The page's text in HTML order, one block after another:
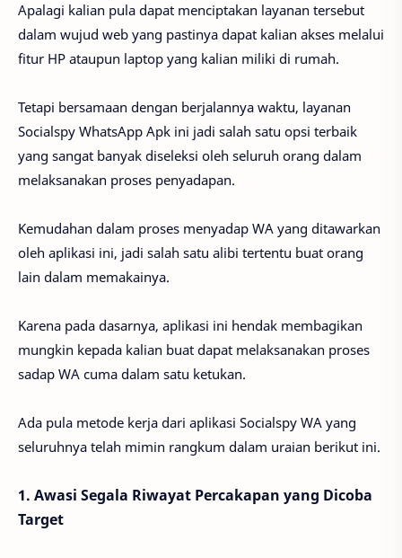
Apalagi kalian pula dapat menciptakan layanan tersebut
dalam wujud web yang pastinya dapat kalian akses melalui
fitur HP ataupun laptop yang kalian miliki di rumah.
Tetapi bersamaan dengan berjalannya waktu, layanan
Socialspy WhatsApp Apk ini jadi salah satu opsi terbaik
yang sangat banyak diseleksi oleh seluruh orang dalam
melaksanakan proses penyadapan.
Kemudahan dalam proses menyadap WA yang ditawarkan
oleh aplikasi ini, jadi salah satu alibi tertentu buat orang
lain dalam memakainya.
Karena pada dasarnya, aplikasi ini hendak membagikan
mungkin kepada kalian buat dapat melaksanakan proses
sadap WA cuma dalam satu ketukan.
Ada pula metode kerja dari aplikasi Socialspy WA yang
seluruhnya telah mimin rangkum dalam uraian berikut ini.
1. Awasi Segala Riwayat Percakapan yang Dicoba
Target